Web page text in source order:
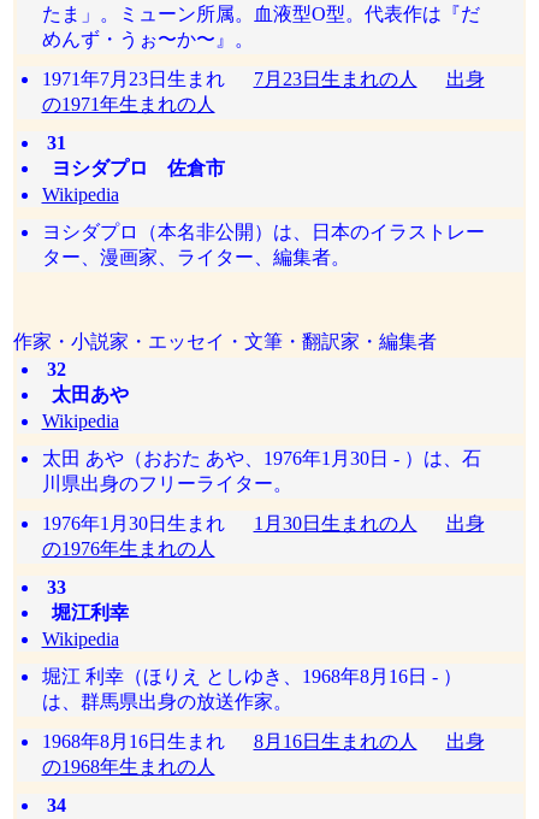
たま」。ミューン所属。血液型O型。代表作は『だ
めんず・うぉ〜か〜』。
1971年7月23日生まれ 7月23日生まれの人
出身
の1971年生まれの人
31
ヨシダプロ 佐倉市
Wikipedia
ヨシダプロ（本名非公開）は、日本のイラストレー
ター、漫画家、ライター、編集者。
作家・小説家・エッセイ・文筆・翻訳家・編集者
32
太田あや
Wikipedia
太田 あや（おおた あや、1976年1月30日 - ）は、石
川県出身のフリーライター。
1976年1月30日生まれ 1月30日生まれの人
出身
の1976年生まれの人
33
堀江利幸
Wikipedia
堀江 利幸（ほりえ としゆき、1968年8月16日 - ）
は、群馬県出身の放送作家。
1968年8月16日生まれ 8月16日生まれの人
出身
の1968年生まれの人
34